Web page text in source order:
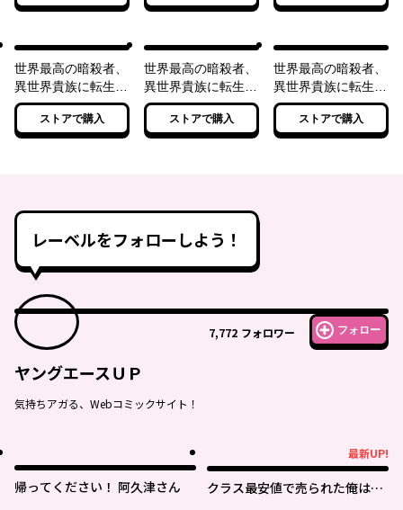
世界最高の暗殺者、
異世界貴族に転生す
る4
ストアで購入
世界最高の暗殺者、
異世界貴族に転生す
る5
ストアで購入
世界最高の暗殺者、
異世界貴族に転生す
る6
ストアで購入
レーベルをフォローしよう！
7,772 フォロワー フォロー
ヤングエースＵＰ
気持ちアガる、Webコミックサイト！
帰ってください！ 阿久津さん
最新UP!
クラス最安値で売られた俺は、